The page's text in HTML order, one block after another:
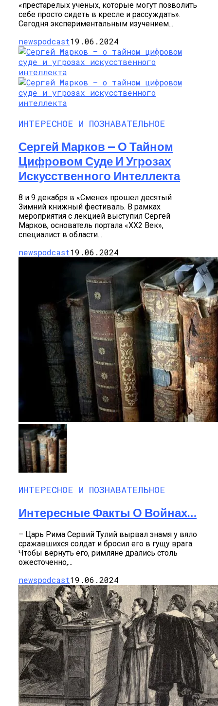
«престарелых ученых, которые могут позволить
себе просто сидеть в кресле и рассуждать».
Сегодня экспериментальным изучением...
newspodcast19.06.2024
ИНТЕРЕСНОЕ И ПОЗНАВАТЕЛЬНОЕ
Сергей Марков — О Тайном
Цифровом Суде И Угрозах
Искусственного Интеллекта
8 и 9 декабря в «Смене» прошел десятый
Зимний книжный фестиваль. В рамках
мероприятия с лекцией выступил Сергей
Марков, основатель портала «ХХ2 Век»,
специалист в области...
newspodcast19.06.2024
ИНТЕРЕСНОЕ И ПОЗНАВАТЕЛЬНОЕ
Интересные Факты О Войнах…
– Царь Рима Сервий Тулий вырвал знамя у вяло
сражавшихся солдат и бросил его в гущу врага.
Чтобы вернуть его, римляне дрались столь
ожесточенно,...
newspodcast19.06.2024